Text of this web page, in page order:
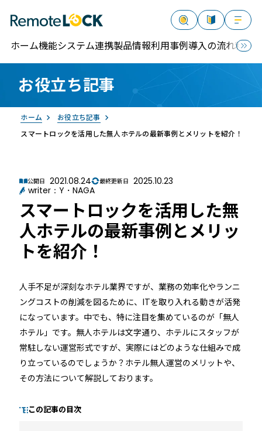
お役立ち記事
スマートロックを活用した無人ホテルの最新事例とメリットを紹介！
お役立ち記事
ホーム
公開日 2021.08.24 最終更新日 2025.10.23
writer：Y・NAGA
スマートロックを活用した無
人ホテルの最新事例とメリッ
トを紹介！
人手不足が深刻なホテル業界ですが、業務の効率化やランニ
ングコストの削減を図るために、ITを取り入れる動きが活発
になっています。中でも、特に注目を集めているのが「無人
ホテル」です。無人ホテルは文字通り、ホテルにスタッフが
常駐しない運営形式ですが、実際にはどのような仕組みで成
り立っているのでしょうか？ホテル無人運営のメリットや、
その方法について解説しております。
この記事の目次
ホーム機能システム連携製品情報利用事例導入の流れ料金
RemoteLOCK
ご質問
寄せられた
介します
機能
RemoteLOCKって何が
できるの？をご紹介します
詳しくみる
利
業種別の活用
お客様の声
詳しく